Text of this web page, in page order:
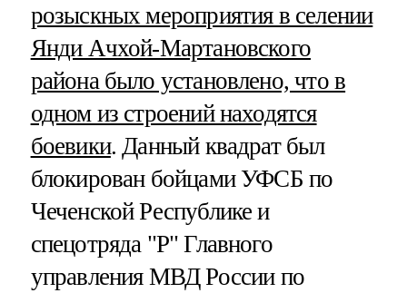
розыскных мероприятия в селении
Янди Ачхой-Мартановского
района было установлено, что в
одном из строений находятся
боевики. Данный квадрат был
блокирован бойцами УФСБ по
Чеченской Республике и
спецотряда "Р" Главного
управления МВД России по